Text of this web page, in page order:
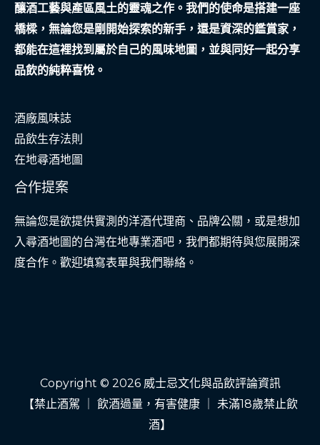
釀酒工藝與產區風土的靈魂之作。我們的使命是搭建一座
橋樑，無論您是剛開始探索的新手，還是資深的鑑賞家，
都能在這裡找到屬於自己的風味地圖，並與同好一起分享
品飲的純粹喜悅。
酒廠風味誌
品飲生存法則
在地尋酒地圖
合作提案
無論您是欲提供實測的洋酒代理商、品牌公關，或是想加
入尋酒地圖的台灣在地專業酒吧，我們都期待與您展開深
度合作。歡迎填寫表單與我們聯絡。
Copyright © 2026 威士忌文化與品飲評論資訊
【禁止酒駕 ｜ 飲酒過量，有害健康 ｜ 未滿18歲禁止飲
酒】